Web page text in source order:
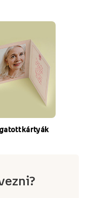
kártyák